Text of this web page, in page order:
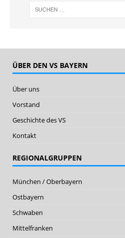
ÜBER DEN VS BAYERN
Über uns
Vorstand
Geschichte des VS
Kontakt
REGIONALGRUPPEN
München / Oberbayern
Ostbayern
Schwaben
Mittelfranken